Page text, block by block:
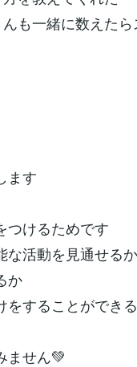
一緒に数えたら
ます
けるためです
活動を見通せるか
ことができ
ません💚